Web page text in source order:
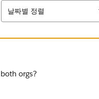
정렬
날짜별 정렬
orgs?